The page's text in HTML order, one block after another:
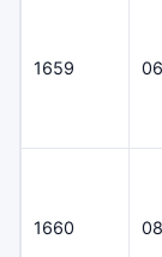
1659
1660